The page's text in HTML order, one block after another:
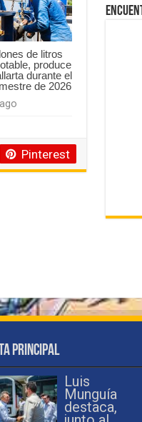
de litros
produce
durante el
de 2026
Pinterest
Principal
Luis
Munguía
destaca,